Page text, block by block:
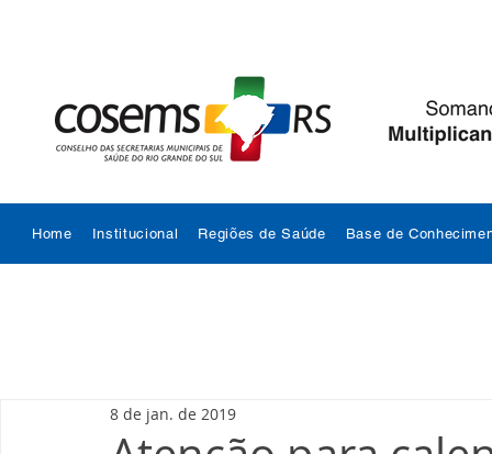
Home Institucional Regiões de Saúde Base de
8 de jan. de 2019